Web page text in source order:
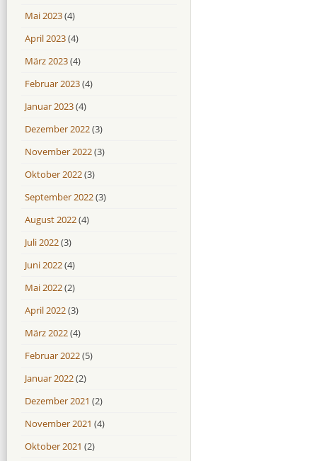
Mai 2023(4)
April 2023(4)
März 2023(4)
Februar 2023(4)
Januar 2023(4)
Dezember 2022(3)
November 2022(3)
Oktober 2022(3)
September 2022(3)
August 2022(4)
Juli 2022(3)
Juni 2022(4)
Mai 2022(2)
April 2022(3)
März 2022(4)
Februar 2022(5)
Januar 2022(2)
Dezember 2021 (2)
November 2021 (4)
Oktober 2021 (2)